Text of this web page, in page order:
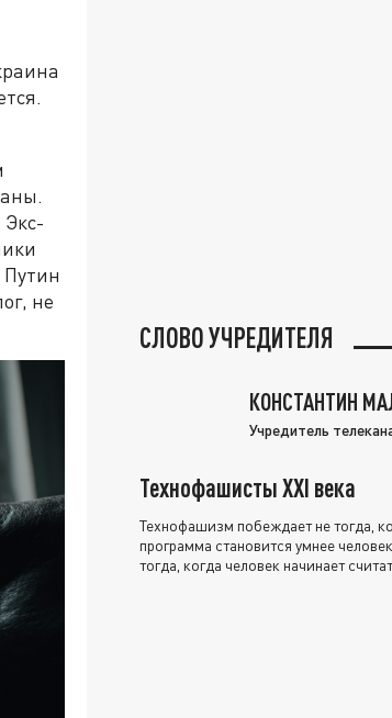
Экс-
не
СЛОВО УЧРЕДИТЕЛЯ
КОНСТАНТИН
Учредитель
Технофашисты XXI века
Технофашизм побеждает не тогда,
программа становится умнее
тогда, когда человек начинает